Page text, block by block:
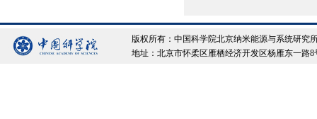
版权所有：中国科学院北京纳米能源与系统研究
地址：北京市怀柔区雁栖经济开发区杨雁东一路8